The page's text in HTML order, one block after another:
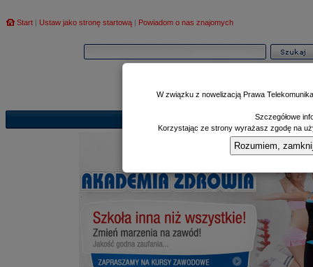
Start | Ustaw jako stronę startową | Powiadom o nas znajomych
Poczekalnia|
W związku z nowelizacją Prawa
Szczegółowe
Korzystając ze strony wyrażasz zgodę na
Rozumiem,